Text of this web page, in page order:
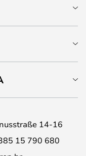
14-16
15 790 680